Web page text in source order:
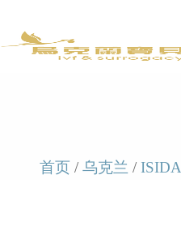
首页 / 乌克兰 / ISIDA